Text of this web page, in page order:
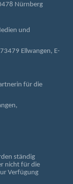
Nürnberg
und
Ellwangen, E-
für die
ständig
nicht für die
Verfügung